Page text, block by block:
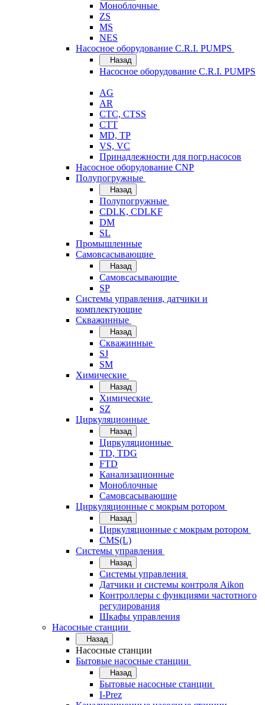
Моноблочные
ZS
MS
NES
Насосное оборудование C.R.I. PUMPS
Назад
Насосное оборудование C.R.I. PUMPS
AG
AR
CTC, CTSS
CTT
MD, TP
VS, VC
Принадлежности для погр.насосов
Насосное оборудование CNP
Полупогружные
Назад
Полупогружные
CDLK, CDLKF
DM
SL
Промышленные
Самовсасывающие
Назад
Самовсасывающие
SP
Системы управления, датчики и
комплектующие
Скважинные
Назад
Скважинные
SJ
SM
Химические
Назад
Химические
SZ
Циркуляционные
Назад
Циркуляционные
TD, TDG
FTD
Канализационные
Моноблочные
Самовсасывающие
Циркуляционные с мокрым ротором
Назад
Циркуляционные с мокрым ротором
CMS(L)
Системы управления
Назад
Системы управления
Датчики и системы контроля Aikon
Контроллеры с функциями частотного
регулирования
Шкафы управления
Насосные станции
Назад
Насосные станции
Бытовые насосные станции
Назад
Бытовые насосные станции
I-Prez